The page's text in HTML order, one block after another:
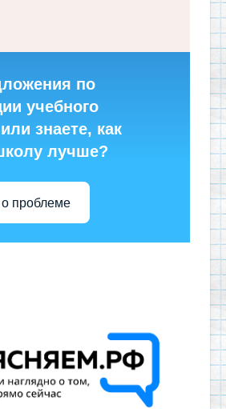
по
учебного
знаете, как
лучше?
проблеме